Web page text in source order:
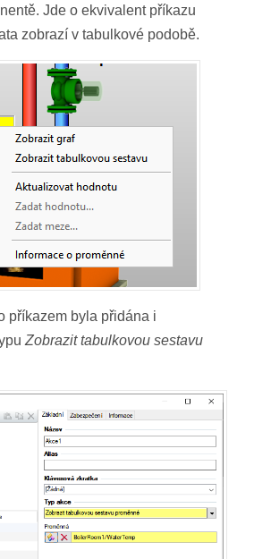
Jde o ekvivalent příkazu
zobrazí v tabulkové podobě.
příkazem byla přidána i
Zobrazit tabulkovou sestavu